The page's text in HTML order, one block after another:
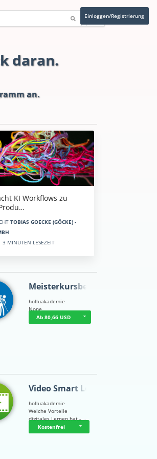
Einloggen/Registrierung
daran.
an.
KI Workflows zu
TOBIAS GOECKE (GÖCKE) -
MINUTEN LESEZEIT
Meisterkursbegl…
holluakademie
None
Ab 80,66 USD
Video Smart Lea…
holluakademie
Welche Vorteile
digitales Lernen hat - …
Kostenfrei